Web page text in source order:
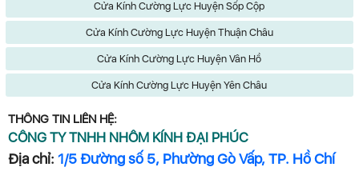
Cửa Kính Cường Lực Huyện Sốp Cộp
Cửa Kính Cường Lực Huyện Thuận Châu
Cửa Kính Cường Lực Huyện Vân Hồ
Cửa Kính Cường Lực Huyện Yên Châu
THÔNG TIN LIÊN HỆ:
CÔNG TY TNHH NHÔM KÍNH ĐẠI PHÚC
Địa chỉ: 1/5 Đường số 5, Phường Gò Vấp, TP. Hồ Chí